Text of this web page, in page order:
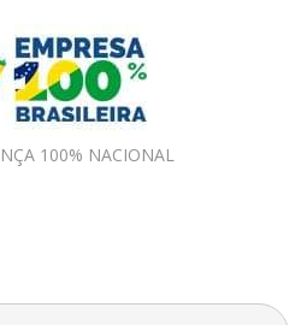
100% NACIONAL